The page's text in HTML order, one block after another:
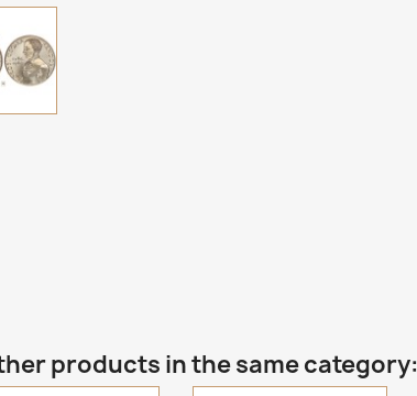
products in the same category: